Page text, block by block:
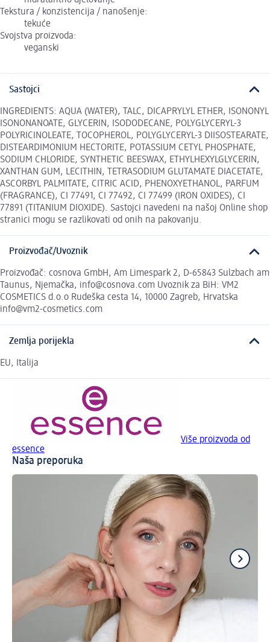
Tekstura / konzistencija / nanošenje:
tekuće
Svojstva proizvoda:
veganski
Sastojci
INGREDIENTS: AQUA (WATER), TALC, DICAPRYLYL ETHER, ISONONYL
ISONONANOATE, GLYCERIN, ISODODECANE, POLYGLYCERYL-3
POLYRICINOLEATE, TOCOPHEROL, POLYGLYCERYL-3 DIISOSTEARATE,
DISTEARDIMONIUM HECTORITE, POTASSIUM CETYL PHOSPHATE,
SODIUM CHLORIDE, SYNTHETIC BEESWAX, ETHYLHEXYLGLYCERIN,
XANTHAN GUM, LECITHIN, TETRASODIUM GLUTAMATE DIACETATE,
ASCORBYL PALMITATE, CITRIC ACID, PHENOXYETHANOL, PARFUM
(FRAGRANCE), CI 77491, CI 77492, CI 77499 (IRON OXIDES), CI
77891 (TITANIUM DIOXIDE). Sastojci navedeni na našoj Online shop
stranici mogu se razlikovati od onih na pakovanju.
Proizvođač/Uvoznik
Proizvođač: cosnova GmbH, Am Limespark 2, D-65843 Sulzbach am
Taunus, Njemačka, info@cosnova.com Uvoznik za BiH: VM2
COSMETICS d.o.o Rudeška cesta 14, 10000 Zagreb, Hrvatska
info@vm2-cosmetics.com
Zemlja porijekla
EU, Italija
Više proizvoda od
essence
Naša preporuka